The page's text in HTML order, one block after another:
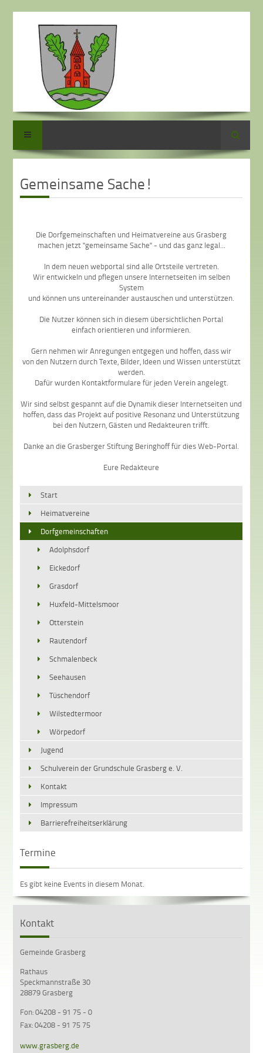
Suche
Gemeinsame Sache!
Die Dorfgemeinschaften und Heimatvereine aus Grasberg
machen jetzt "gemeinsame Sache" - und das ganz legal...
In dem neuen webportal sind alle Ortsteile vertreten.
Wir entwickeln und pflegen unsere Internetseiten im selben
System
und können uns untereinander austauschen und unterstützen.
Die Nutzer können sich in diesem übersichtlichen Portal
einfach orientieren und informieren.
Gern nehmen wir Anregungen entgegen und hoffen, dass wir
von den Nutzern durch Texte, Bilder, Ideen und Wissen unterstützt
werden.
Dafür wurden Kontaktformulare für jeden Verein angelegt.
Wir sind selbst gespannt auf die Dynamik dieser Internetseiten und
hoffen, dass das Projekt auf positive Resonanz und Unterstützung
bei den Nutzern, Gästen und Redakteuren trifft.
Danke an die Grasberger Stiftung Beringhoff für dies Web-Portal.
Eure Redakteure
Start
Heimatvereine
Dorfgemeinschaften
Adolphsdorf
Eickedorf
Grasdorf
Huxfeld-Mittelsmoor
Otterstein
Rautendorf
Schmalenbeck
Seehausen
Tüschendorf
Wilstedtermoor
Wörpedorf
Jugend
Schulverein der Grundschule Grasberg e. V.
Kontakt
Impressum
Barrierefreiheitserklärung
Termine
Es gibt keine Events in diesem Monat.
Kontakt
Gemeinde Grasberg
Rathaus
Speckmannstraße 30
28879 Grasberg
Fon: 04208 - 91 75 - 0
Fax: 04208 - 91 75 75
www.grasberg.de